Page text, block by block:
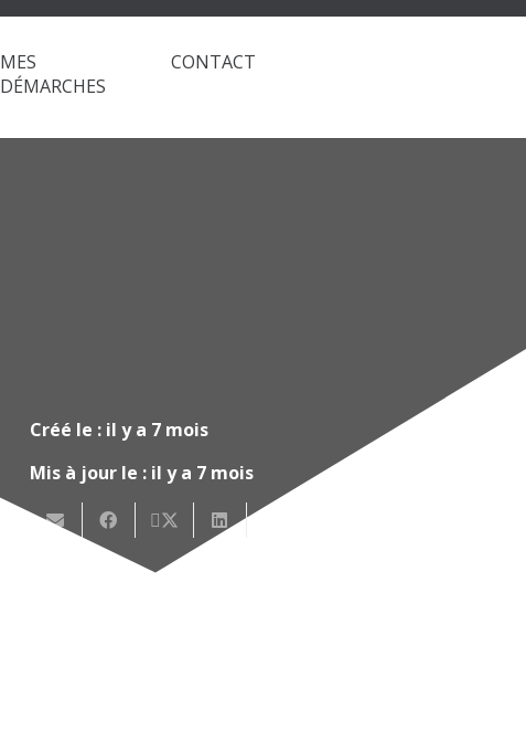
MES
DÉMARCHES
CONTACT
Créé le : il y a 7 mois
Mis à jour le : il y a 7 mois